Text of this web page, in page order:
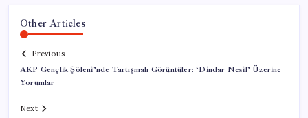
Other Articles
Previous
AKP Gençlik Şöleni’nde Tartışmalı Görüntüler: ‘Dindar Nesil’ Üzerine
Yorumlar
Next